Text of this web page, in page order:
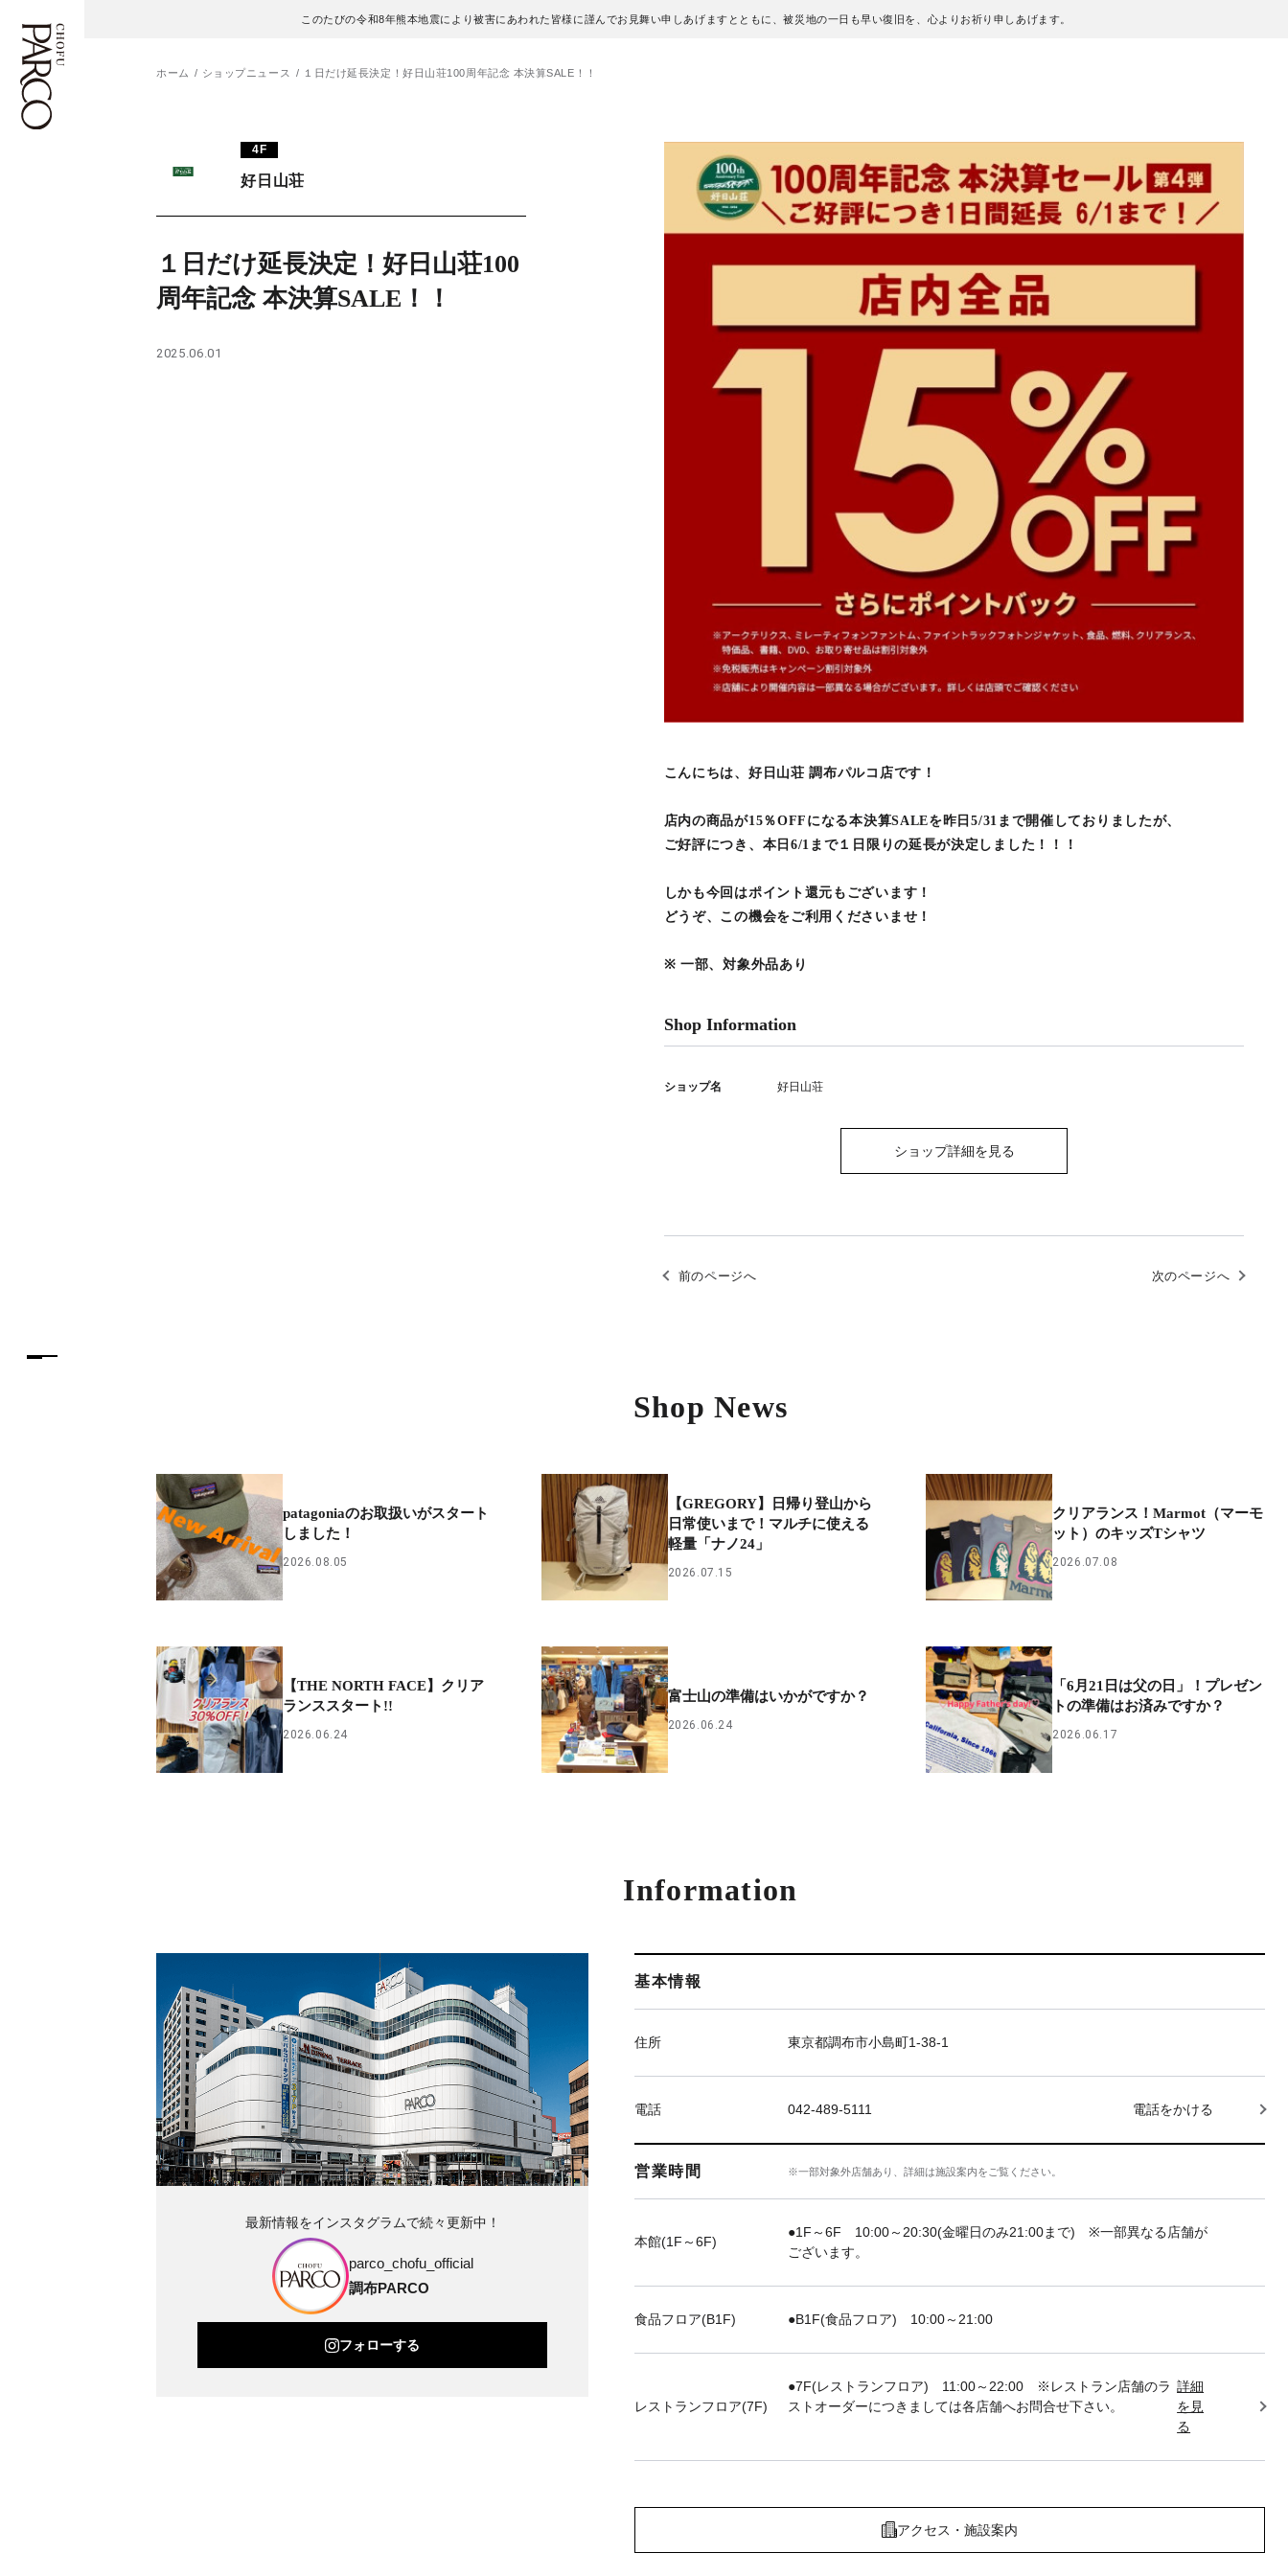
このたびの令和8年熊本地震により被害にあわれた皆様に謹んでお見舞い申しあげますとともに、被災地の一日も早い復旧を、心よりお祈り申しあげます。
施設案内・アクセス
ホーム ショップニュース １日だけ延長決定！好日山荘100周年記念 本決算SALE！！
4F
好日山荘
１日だけ延長決定！好日山荘100
周年記念 本決算SALE！！
2025.06.01
こんにちは、好日山荘 調布パルコ店です！
店内の商品が15％OFFになる本決算SALEを昨日5/31まで開催しておりましたが、
ご好評につき、本日6/1まで１日限りの延長が決定しました！！！
しかも今回はポイント還元もございます！
どうぞ、この機会をご利用くださいませ！
※ 一部、対象外品あり
Shop Information
ショップ名 好日山荘
ショップ詳細を見る
前のページへ 次のページへ
Shop News
patagoniaのお取扱いがスタート
しました！
2026.08.05
【GREGORY】日帰り登山から
日常使いまで！マルチに使える
軽量「ナノ24」
2026.07.15
クリアランス！Marmot（マーモ
ット）のキッズTシャツ
2026.07.08
【THE NORTH FACE】クリア
ランススタート!!
2026.06.24
富士山の準備はいかがですか？
2026.06.24
「6月21日は父の日」！プレゼン
トの準備はお済みですか？
2026.06.17
Information
基本情報
住所 東京都調布市小島町1-38-1
電話 042-489-5111 電話をかける
営業時間 ※一部対象外店舗あり、詳細は施設案内をご覧ください。
本館(1F～6F)
●1F～6F 10:00～20:30(金曜日のみ21:00まで) ※一部異なる店舗が
ございます。
食品フロア(B1F) ●B1F(食品フロア) 10:00～21:00
レストランフロア(7F)
●7F(レストランフロア) 11:00～22:00 ※レストラン店舗のラ
ストオーダーにつきましては各店舗へお問合せ下さい。
詳細
を見
る
アクセス・施設案内
最新情報をインスタグラムで続々更新中！
parco_chofu_official
調布PARCO
フォローする